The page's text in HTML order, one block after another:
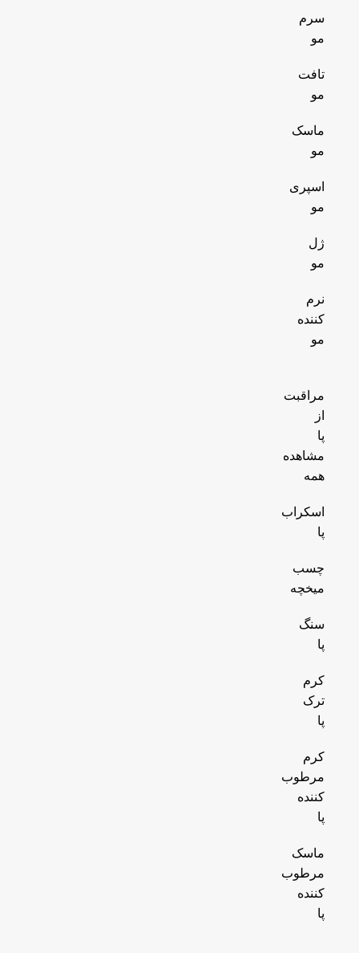
سرم
مو
تافت
مو
ماسک
مو
اسپری
مو
ژل
مو
نرم
کننده
مو
مراقبت
از
پا
مشاهده
همه
اسکراب
پا
چسب
میخچه
سنگ
پا
کرم
ترک
پا
کرم
مرطوب
کننده
پا
ماسک
مرطوب
کننده
پا